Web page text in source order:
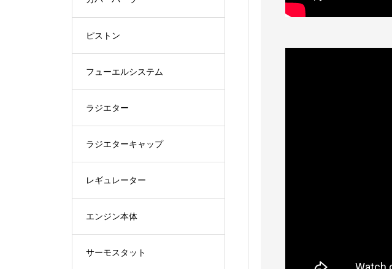
ピストン
フューエルシステム
ラジエター
ラジエターキャップ
レギュレーター
エンジン本体
サーモスタット